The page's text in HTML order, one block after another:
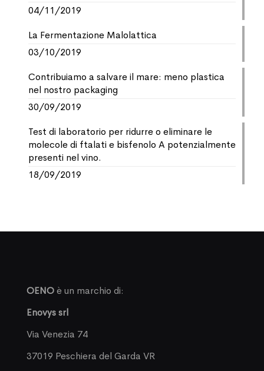
04/11/2019
La Fermentazione Malolattica
03/10/2019
Contribuiamo a salvare il mare: meno plastica
nel nostro packaging
30/09/2019
Test di laboratorio per ridurre o eliminare le
molecole di ftalati e bisfenolo A potenzialmente
presenti nel vino.
18/09/2019
OENOè un marchio di:
Enovys srl
Via Venezia 74
37019 Peschiera del Garda VR